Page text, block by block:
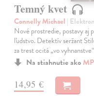
Temný kvet
Connelly Michael |
Nové prostredie, postavy aj
ľudstvo. Detektív seržant
za trest ocitá „vo
Na stiahnutie ako
14,95 €